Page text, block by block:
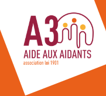
Panneau de gestion des